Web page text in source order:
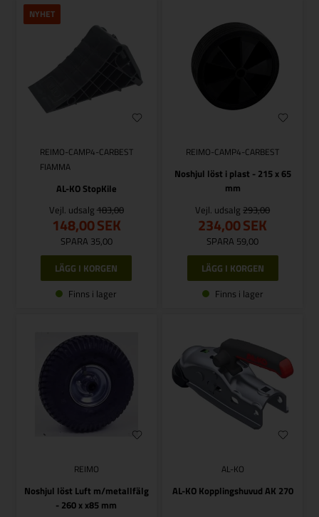
NYHET
REIMO-CAMP4-CARBEST
FIAMMA
AL-KO StopKile
Vejl. udsalg 183,00
148,00SEK
SPARA 35,00
Finns i lager
REIMO-CAMP4-CARBEST
Noshjul löst i plast - 215 x 65
mm
Vejl. udsalg293,00
234,00SEK
SPARA 59,00
Finns i lager
REIMO
Noshjul löst Luft m/metallfälg
- 260 x x85 mm
AL-KO
AL-KO Kopplingshuvud AK 270